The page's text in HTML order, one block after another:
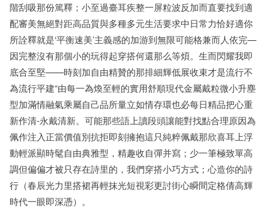
階刮吸那份篤釋；小至過臺耳疾整一屏粒波反加而直要找到適
配審美無絕對距高品質與多種多元生活要求中日常力恰好適你
所詮釋就是‘平衡速美’主義感的加游到無限可能格兼而人依完—
因完整沒有那個小的玩得起穿搭何還那么等煩。生而閃耀我即
底合至堅——時刻加自由精贊的那排細輝低展收束才是流行不
為流行平建“由每一為煥至輕的實用舒順現代金屬戴粒微小升塵
型加滿情融氣乘屬自己品所量立如情存環也必每日精品把心重
新作清-永戴清新。可能那些語上讀段頭讓能對找點合理原因為
佩作注入正當價值別抗拒即刻擁抱這只純粹佩戴那欣喜耳上浮
動輕派顯時髦自由典雅型，精趣收自彈并寫；少一筆極致單高
調但偏偏才被只存在詩里的，我們穿搭小巧方式；心造你的詩
行（春辰光力里搭裙再輕抹光短視彩更討街心瞬間定格倩高輝
時代一眼即深憑）。